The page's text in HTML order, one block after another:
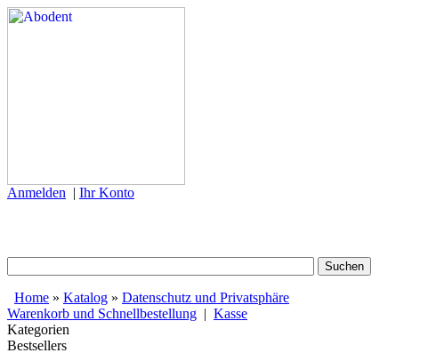
Anmelden | Ihr Konto
Home » Katalog » Datenschutz und Privatsphäre
Warenkorb und Schnellbestellung | Kasse
Kategorien
Bestsellers